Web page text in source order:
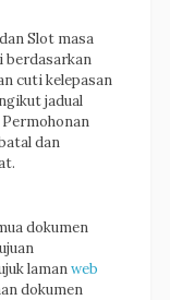
Slot masa
berdasarkan
cuti kelepasan
jadual
Permohonan
dan
dokumen
lamanweb
dokumen